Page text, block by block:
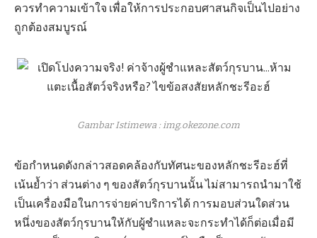
ควรทำความเข้าใจ เพื่อให้การประกอบศาสนกิจเป็นไปอย่าง
ถูกต้องสมบูรณ์
Gambar Istimewa : img.okezone.com
ข้อกำหนดดังกล่าวสอดคล้องกับทัศนะของหลักชะรีอะฮ์ที่
เน้นย้ำว่า ส่วนต่าง ๆ ของสัตว์กุรบานนั้น ไม่สามารถนำมาใช้
เป็นเครื่องมือในการจ่ายค่าบริการได้ การมอบส่วนใดส่วน
หนึ่งของสัตว์กุรบานให้กับผู้ชำแหละจะกระทำได้ก็ต่อเมื่อมี